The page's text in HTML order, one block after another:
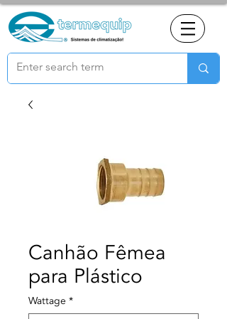
Canhão Fêmea
para Plástico
Wattage *